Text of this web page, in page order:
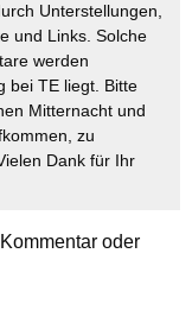
Unterstellungen,
und Links. Solche
werden
bei TE liegt. Bitte
Mitternacht und
zu
Dank für Ihr
oder